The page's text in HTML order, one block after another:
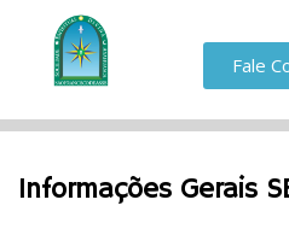
Fale
Informações Gerais